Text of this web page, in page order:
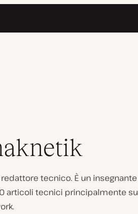
tecnico. È un insegnante
articoli tecnici principalmente su